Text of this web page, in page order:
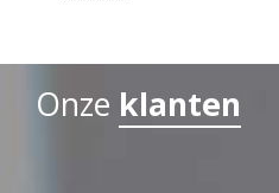
Onze klanten